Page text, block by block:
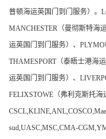
普顿海运英国门到门服务）。
MANCHESTER（曼彻斯特海
运英国门到门服务）、
THAMESPORT（泰晤士港海
运英国门到门服务）、
FELIXSTOWE（弗利克斯托
sud,UASC,MSC,CMA-